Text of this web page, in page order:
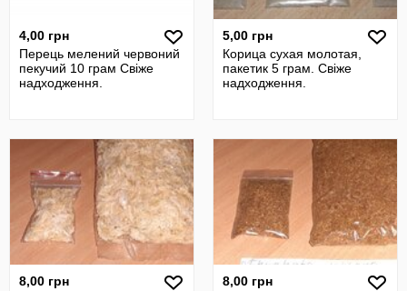
4,00 грн
Перець мелений червоний
пекучий 10 грам Свіже
надходження.
5,00 грн
Корица сухая молотая,
пакетик 5 грам. Свіже
надходження.
8,00 грн
8,00 грн